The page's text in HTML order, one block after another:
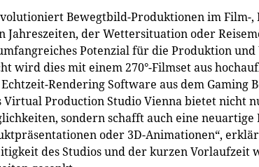
Bewegtbild-Produktionen im Film-,
Jahreszeiten, der Wettersituation oder
Potenzial für die Produktion
wird dies mit einem 270°-Filmset aus
Rendering Software aus dem Gaming
Virtual Production Studio Vienna bietet nicht
sondern schafft auch eine
oder 3D-Animationen“,
des Studios und der kurzen Vorlaufzeit